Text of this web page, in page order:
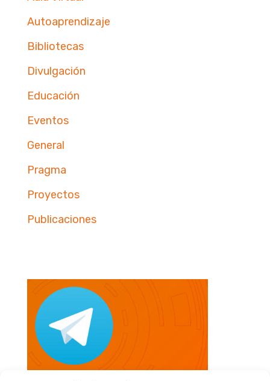
Autoaprendizaje
Bibliotecas
Divulgación
Educación
Eventos
General
Pragma
Proyectos
Publicaciones